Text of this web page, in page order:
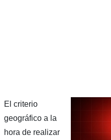
El criterio
geográfico a la
hora de realizar